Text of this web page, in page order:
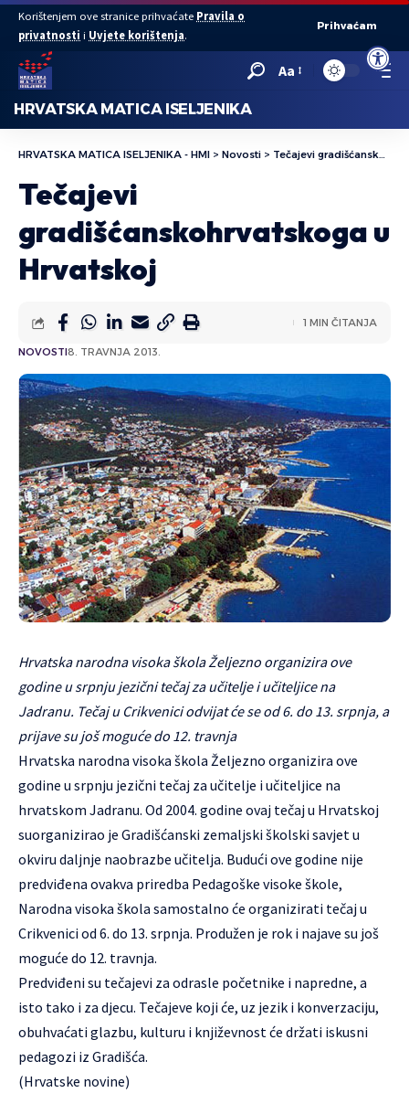
Open
Korištenjem ove stranice prihvaćate Pravila o
privatnosti i Uvjete korištenja.
Prihvaćam
Aa
HRVATSKA MATICA ISELJENIKA
HRVATSKA MATICA ISELJENIKA - HMI > Novosti > Tečajevi gradišćanskohrvatskoga u Hrvatskoj
Tečajevi
gradišćanskohrvatskoga u
Hrvatskoj
NOVOSTI8. TRAVNJA 2013.
1 MIN ČITANJA
Hrvatska narodna visoka škola Željezno organizira ove
godine u srpnju jezični tečaj za učitelje i učiteljice na
Jadranu. Tečaj u Crikvenici odvijat će se od 6. do 13. srpnja, a
prijave su još moguće do 12. travnja
Hrvatska narodna visoka škola Željezno organizira ove
godine u srpnju jezični tečaj za učitelje i učiteljice na
hrvatskom Jadranu. Od 2004. godine ovaj tečaj u Hrvatskoj
suorganizirao je Gradišćanski zemaljski školski savjet u
okviru daljnje naobrazbe učitelja. Budući ove godine nije
predviđena ovakva priredba Pedagoške visoke škole,
Narodna visoka škola samostalno će organizirati tečaj u
Crikvenici od 6. do 13. srpnja. Produžen je rok i najave su još
moguće do 12. travnja.
Predviđeni su tečajevi za odrasle početnike i napredne, a
isto tako i za djecu. Tečajeve koji će, uz jezik i konverzaciju,
obuhvaćati glazbu, kulturu i književnost će držati iskusni
pedagozi iz Gradišća.
(Hrvatske novine)